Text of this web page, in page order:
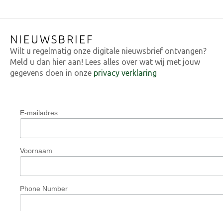
NIEUWSBRIEF
Wilt u regelmatig onze digitale nieuwsbrief ontvangen?
Meld u dan hier aan! Lees alles over wat wij met jouw
gegevens doen in onze privacy verklaring
E-mailadres
Voornaam
Phone Number